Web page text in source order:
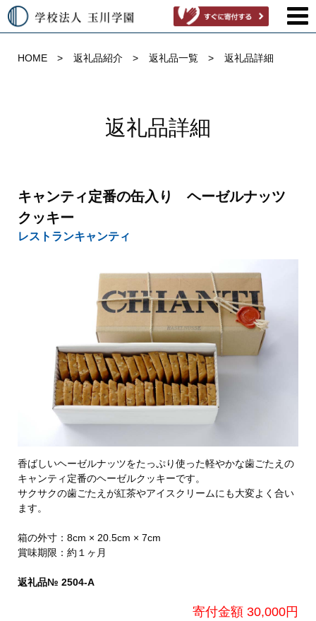
HOME 返礼品紹介 返礼品一覧 返礼品詳細
返礼品詳細
キャンティ定番の缶入り ヘーゼルナッツ
クッキー
レストランキャンティ
香ばしいヘーゼルナッツをたっぷり使った軽やかな歯ごたえの
キャンティ定番のヘーゼルクッキーです。
サクサクの歯ごたえが紅茶やアイスクリームにも大変よく合い
ます。
箱の外寸：8cm × 20.5cm × 7cm
賞味期限：約１ヶ月
返礼品№ 2504-A
寄付金額 30,000円